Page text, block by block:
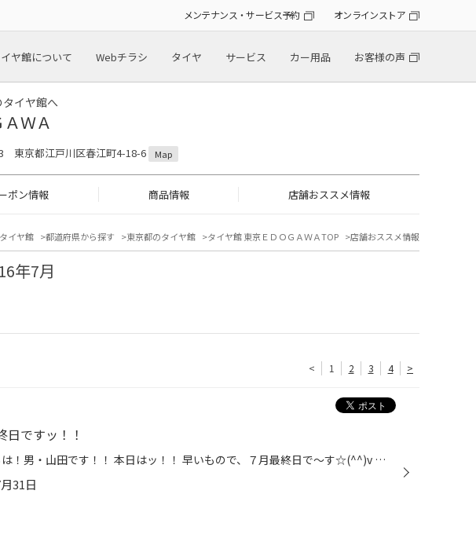
メンテナンス・サービス予約 オンラインストア
ヤ館について Webチラシ タイヤ サービス カー用品 お客様の声
イヤ館へ
ＷＡ
東京都江戸川区春江町4-18-6 Map
ポン情報 商品情報 店舗おススメ情報
イヤ館 都道府県から探す 東京都のタイヤ館 タイヤ館 東京ＥＤＯＧＡＷＡTOP 店舗おススメ情報
年7月
< 1 2 3 4 >
日ですッ！！
こんにちは！男・山田です！！ 本日はッ！！ 早いもので、７月最終日で～す☆(^^)v 皆さんはもう８月のご予定はバッチリですか？？ 楽しいお出かけを、楽しい思い出にするためにッ！！ ぜひ一度！ お車のコンディションチェックをしてみて下さいね☆ 何度も！ 何度も！！ お伝えしておりますが、 当店...
31日